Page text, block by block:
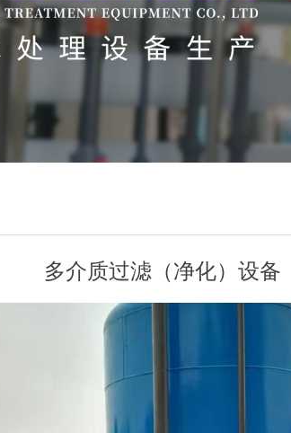
多介质过滤（净化）设备